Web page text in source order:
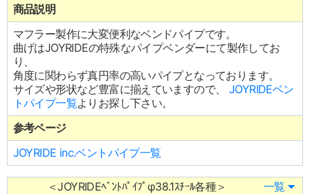
商品説明
マフラー製作に大変便利なベンドパイプです。
曲げはJOYRIDEの特殊なパイプベンダーにて製作してお
り、
角度に関わらず真円率の高いパイプとなっております。
サイズや形状など豊富に揃えていますので、 JOYRIDEベン
トパイプ一覧よりお探し下さい。
参考ページ
JOYRIDE inc.ベントパイプ一覧
＜JOYRIDEﾍﾞﾝﾄﾊﾟｲﾌﾟφ38.1ｽﾁｰﾙ各種＞ 一覧